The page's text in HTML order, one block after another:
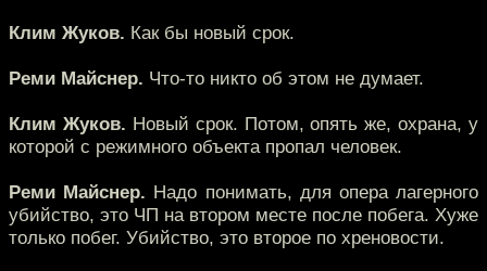
Клим Жуков. Как бы новый срок.
Реми Майснер. Что-то никто об этом не думает.
Клим Жуков. Новый срок. Потом, опять же, охрана, у
которой с режимного объекта пропал человек.
Реми Майснер. Надо понимать, для опера лагерного
убийство, это ЧП на втором месте после побега. Хуже
только побег. Убийство, это второе по хреновости.